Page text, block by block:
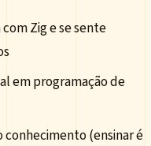
Zig e se sente
em programação de
(ensinar é